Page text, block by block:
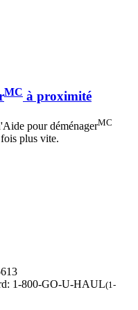
MC à proximité
pour déménagerMC
plus vite.
1-800-GO-U-HAUL(1-